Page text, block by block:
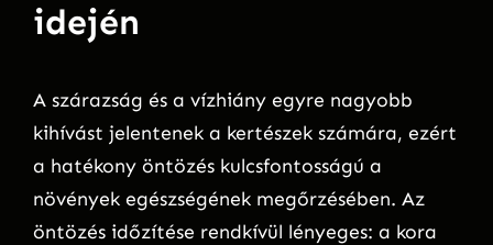
idején
A szárazság és a vízhiány egyre nagyobb
kihívást jelentenek a kertészek számára, ezért
a hatékony öntözés kulcsfontosságú a
növények egészségének megőrzésében. Az
öntözés időzítése rendkívül lényeges: a kora